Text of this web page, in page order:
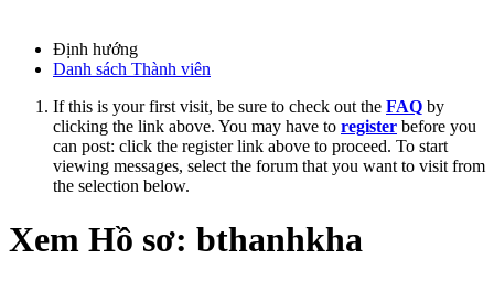
Định hướng
Danh sách Thành viên
If this is your first visit, be sure to check out the FAQ by
clicking the link above. You may have to register before you
can post: click the register link above to proceed. To start
viewing messages, select the forum that you want to visit from
the selection below.
Xem Hồ sơ: bthanhkha